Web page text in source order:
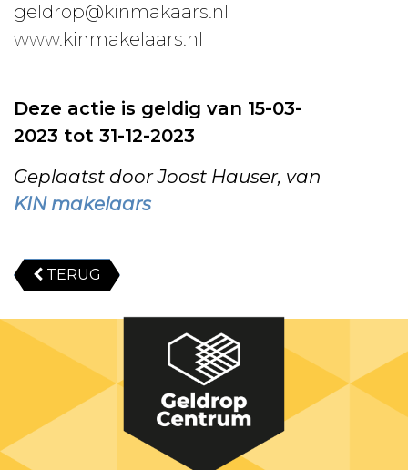
geldrop@kinmakaars.nl
www.kinmakelaars.nl
Deze actie is geldig van 15-03-
2023 tot 31-12-2023
Geplaatst door Joost Hauser, van
KIN makelaars
TERUG